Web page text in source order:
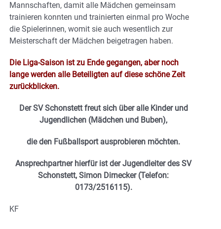
Mannschaften, damit alle Mädchen gemeinsam
trainieren konnten und trainierten einmal pro Woche
die Spielerinnen, womit sie auch wesentlich zur
Meisterschaft der Mädchen beigetragen haben.
Die Liga-Saison ist zu Ende gegangen, aber noch
lange werden alle Beteiligten auf diese schöne Zeit
zurückblicken.
Der SV Schonstett freut sich über alle Kinder und
Jugendlichen (Mädchen und Buben),
die den Fußballsport ausprobieren möchten.
Ansprechpartner hierfür ist der Jugendleiter des SV
Schonstett, Simon Dirnecker (Telefon:
0173/2516115).
KF